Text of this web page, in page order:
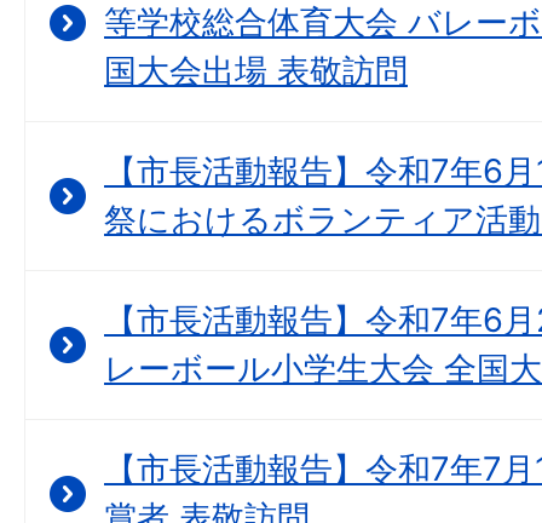
等学校総合体育大会 バレー
国大会出場 表敬訪問
【市長活動報告】令和7年6
祭におけるボランティア活
【市長活動報告】令和7年6
レーボール小学生大会 全国
【市長活動報告】令和7年7